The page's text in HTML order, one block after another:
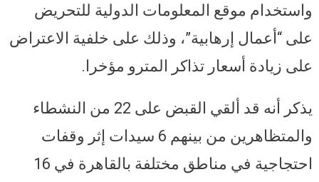
واستخدام موقع المعلومات الدولية للتحريض
على “أعمال إرهابية”، وذلك على خلفية الاعتراض
على زيادة أسعار تذاكر المترو مؤخرا.
يذكر أنه قد ألقي القبض على 22 من النشطاء
والمتظاهرين من بينهم 6 سيدات إثر وقفات
احتجاجية في مناطق مختلفة بالقاهرة في 16